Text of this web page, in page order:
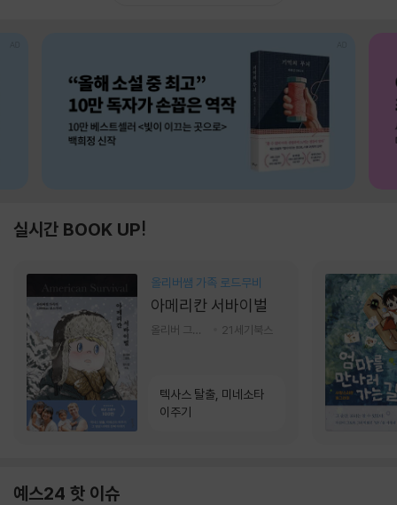
실시간 BOOK UP!
올리버쌤 가족 로드무비
아메리칸 서바이벌
21세기북스
텍사스 탈출, 미네소타
이주기
예스24 핫 이슈